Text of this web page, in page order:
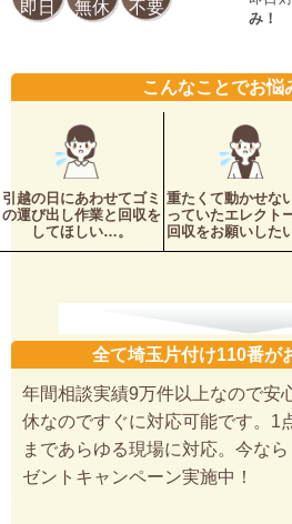
即日
無休
不要
み！
こんなことでお悩
引越の日にあわせてゴミ
の運び出し作業と回収を
してほしい…。
重たくて動かせな
っていたエレクト
回収をお願いした
全て埼玉片付け110番が
年間相談実績9万件以上なので安
休なのですぐに対応可能です。1
まであらゆる現場に対応。今な
ゼントキャンペーン実施中！